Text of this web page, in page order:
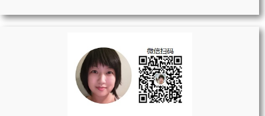
密西沙加社区介绍
奥克维尔社区介绍
奥克维尔楼花项目